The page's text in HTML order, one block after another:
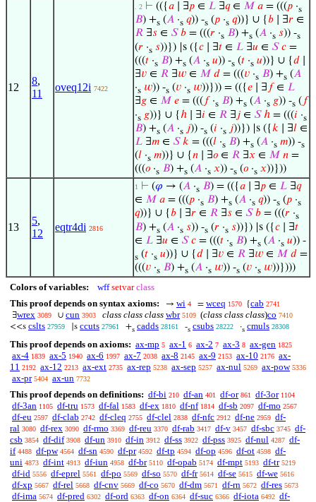
12
8,
11
oveq12i 7422
. 2 ⊢ (({𝑎 ∣ ∃𝑝 ∈ 𝐿 ∃𝑞∈ 𝑀 𝑎 = (((𝑝 ·s
𝐵) +s (𝐴 ·s 𝑞)) -s (𝑝 ·s 𝑞))} ∪ {𝑏 ∣ ∃𝑟 ∈
𝑅 ∃𝑠 ∈ 𝑆 𝑏 = (((𝑟 ·s 𝐵) +s (𝐴 ·s 𝑠)) -s
(𝑟 ·s 𝑠))}) |s ({𝑐 ∣ ∃𝑡 ∈ 𝐿 ∃𝑢 ∈ 𝑆 𝑐 =
(((𝑡 ·s 𝐵) +s (𝐴 ·s 𝑢)) -s (𝑡 ·s 𝑢))} ∪ {𝑑
∃𝑣 ∈ 𝑅 ∃𝑤 ∈ 𝑀 𝑑 = (((𝑣 ·s 𝐵) +s (𝐴
·s 𝑤)) -s (𝑣 ·s 𝑤))})) = (({𝑒 ∣ ∃ 𝑓∈ 𝐿
∃𝑔 ∈ 𝑀 𝑒 = ((( 𝑓·s 𝐵) +s (𝐴 ·s 𝑔)) -s ( 𝑓
·s 𝑔))} ∪ {ℎ ∣ ∃𝑖 ∈ 𝑅 ∃ 𝑗 ∈ 𝑆 ℎ = (((𝑖 ·s
𝐵) +s (𝐴 ·s 𝑗)) -s (𝑖 ·s 𝑗))}) |s ({𝑘 ∣ ∃𝑙 ∈
𝐿 ∃𝑚 ∈ 𝑆 𝑘 = (((𝑙 ·s 𝐵) +s (𝐴 ·s 𝑚)) -s
(𝑙 ·s 𝑚))} ∪ {𝑛 ∣ ∃𝑜 ∈ 𝑅 ∃𝑥 ∈ 𝑀 𝑛 =
(((𝑜 ·s 𝐵) +s (𝐴 ·s 𝑥)) -s (𝑜 ·s 𝑥))}))
13
5,
12
eqtr4di 2816
1 ⊢ (𝜑 → (𝐴 ·s 𝐵) = (({𝑎 ∣ ∃𝑝 ∈ 𝐿 ∃𝑞
∈ 𝑀 𝑎 = (((𝑝 ·s 𝐵) +s (𝐴 ·s 𝑞)) -s (𝑝 ·s
𝑞))} ∪ {𝑏 ∣ ∃𝑟 ∈ 𝑅 ∃𝑠 ∈ 𝑆 𝑏 = (((𝑟 ·s
𝐵) +s (𝐴 ·s 𝑠)) -s (𝑟 ·s 𝑠))}) |s ({𝑐 ∣ ∃𝑡
∈ 𝐿 ∃𝑢 ∈ 𝑆 𝑐 = (((𝑡 ·s 𝐵) +s (𝐴 ·s 𝑢)) -
s (𝑡 ·s 𝑢))} ∪ {𝑑 ∣ ∃𝑣 ∈ 𝑅 ∃𝑤 ∈ 𝑀 𝑑 =
(((𝑣 ·s 𝐵) +s (𝐴 ·s 𝑤)) -s (𝑣 ·s 𝑤))})))
Colors of variables: wff setvar class
This proof depends on syntax axioms:
→ wi 4 = wceq 1570 {cab 2741
∃wrex 3089 ∪ cun 3903 class class class wbr 5109 (class class class)co 7410
<<s cslts 27959 |s ccuts 27961 +s cadds 28161 -s csubs 28222 ·s cmuls 28308
This proof depends on axioms: ax-mp 5 ax-1 6 ax-2 7 ax-3 8 ax-gen 1825
ax-4 1839 ax-5 1940 ax-6 1997 ax-7 2038 ax-8 2145 ax-9 2153 ax-10 2176 ax-
11 2192 ax-12 2213 ax-ext 2735 ax-rep 5238 ax-sep 5257 ax-nul 5269 ax-pow 5336
ax-pr 5404 ax-un 7732
This proof depends on definitions: df-bi 210 df-an 401 df-or 861 df-3or 1104
df-3an 1105 df-tru 1573 df-fal 1583 df-ex 1810 df-nf 1814 df-sb 2097 df-mo 2567
df-eu 2597 df-clab 2742 df-cleq 2755 df-clel 2838 df-nfc 2912 df-ne 2959 df-
ral 3080 df-rex 3090 df-rmo 3369 df-reu 3370 df-rab 3417 df-v 3457 df-sbc 3745 df-
csb 3854 df-dif 3908 df-un 3910 df-in 3912 df-ss 3922 df-pss 3925 df-nul 4287 df-
if 4488 df-pw 4564 df-sn 4590 df-pr 4592 df-tp 4594 df-op 4596 df-ot 4598 df-
uni 4873 df-int 4913 df-iun 4958 df-br 5110 df-opab 5174 df-mpt 5193 df-tr 5219
df-id 5556 df-eprel 5561 df-po 5569 df-so 5570 df-fr 5614 df-se 5615 df-we 5616
df-xp 5667 df-rel 5668 df-cnv 5669 df-co 5670 df-dm 5671 df-rn 5672 df-res 5673
df-ima 5674 df-pred 6302 df-ord 6363 df-on 6364 df-suc 6366 df-iota 6492 df-